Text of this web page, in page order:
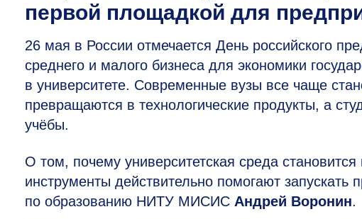
первой площадкой для
26 мая в России отмечается День российского
среднего и малого бизнеса для экономики
в университете. Современные вузы все чаще
превращаются в технологические продукты, а
учёбы.
О том, почему университетская среда
инструменты действительно помогают запускать
по образованию НИТУ МИСИС Андрей Воронин.